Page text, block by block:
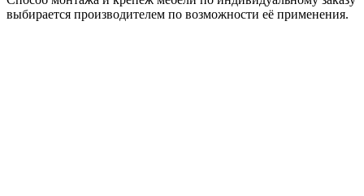
выбирается производителем по возможности её применения.